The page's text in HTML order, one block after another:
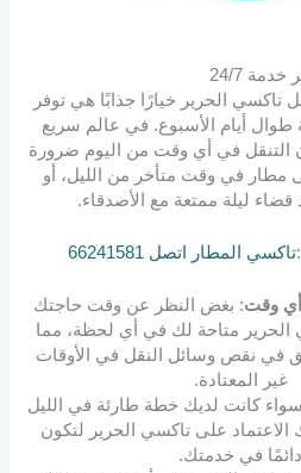
خدمة 24/7
تاكسي الحرير خيارًا جذابًا هي توفر
مدار 24 ساعة طوال أيام الأسبوع. في عالم سريع
التنقل في أي وقت من اليوم ضرورة
مطار في وقت متأخر من الليل، أو
قضاء ليلة ممتعة مع الأصدقاء.
تاكسي المطار اتصل 66241581
وقت: بغض النظر عن وقت حاجتك
الحرير متاحة لك في أي لحظة، مما
في نقص وسائل النقل في الأوقات
غير المعتادة.
كانت لديك خطة طارئة في الليل
على تاكسي الحرير لتكون
دائمًا في خدمتك.